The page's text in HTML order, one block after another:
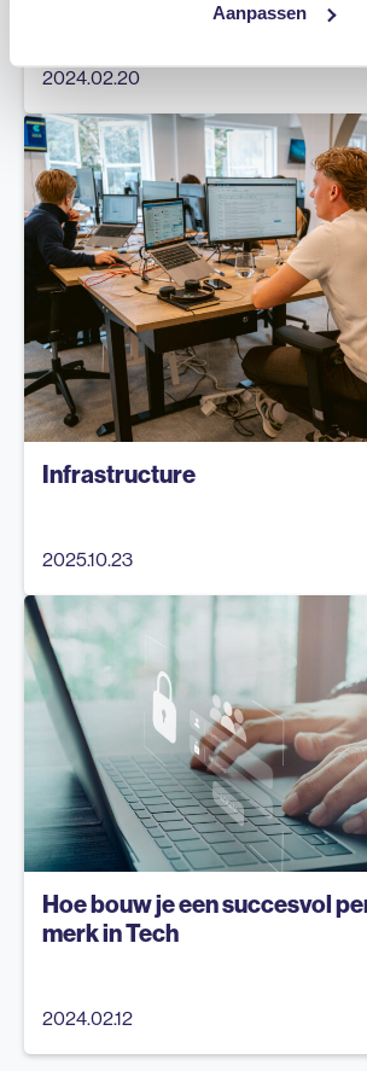
Aanpassen
2024.02.20
Infrastructure
2025.10.23
Hoe bouw je een succesvol
merk in Tech
2024.02.12